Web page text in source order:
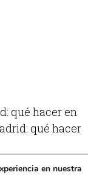
qué hacer en
qué hacer
en nuestra